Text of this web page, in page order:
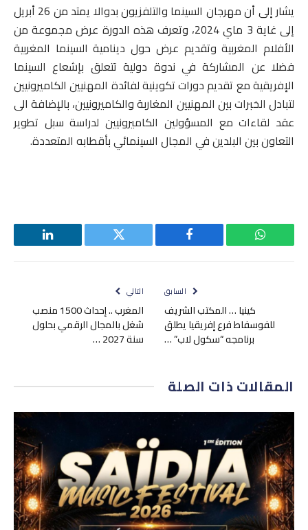
يشار إلى أن مهرجان السينما والتلفزيون بدوالا يمتد من 26 أبريل
إلى غاية 3 ماي 2024، وتعرف هذه الدورة عرض مجموعة من
الأفلام المغربية وتقديم عرض حول دينامية السينما المغربية
فضلا عن المشاركة في ندوة دولية تتعلق بإشعاع السينما
الإفريقية مع تقديم دورات تكوينية لفائدة المهنيين الكاميرونيين
لتبادل الخبرات بين المهنيين المغاربة والكاميرونيين، بالإضافة الى
عقد لقاءات مع المسؤولين الكاميرونيين لدراسة سبل تطوير
التعاون بين البلدين في المجال السينمائي بأقطابه المتعددة.
واتساب فيسبوك تويتر لينكدإن
السابق
كينيا … المكتب الشريف
للفوسفاط فرع إفريقيا يطلق
برنامجه “سكول لاب” …
التالي
المغرب .. إحداث 1500 منصب
شغل بالمجال الرقمي بحلول
سنة 2027 …
المقالاتذات الصلة